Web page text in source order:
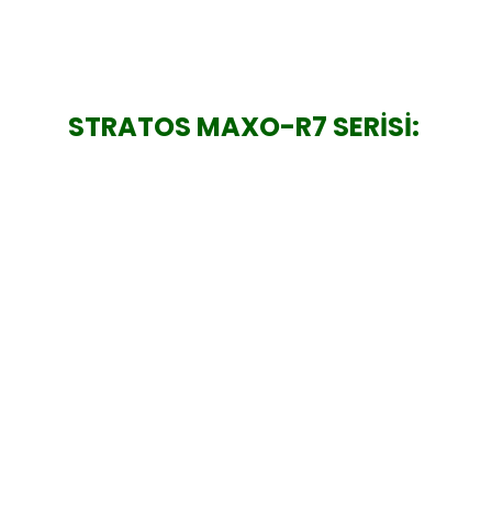
STRATOS MAXO-R7 SERİSİ: